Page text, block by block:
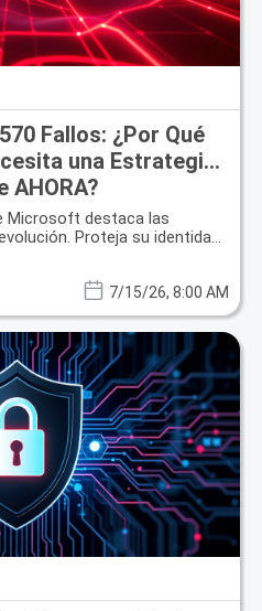
Fallos: ¿Por Qué
una Estrategia
AHORA?
Microsoft destaca las
Proteja su identidad
7/15/26, 8:00 AM